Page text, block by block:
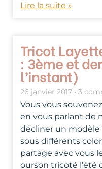
Lire la suite »
Tricot
: 3ème et
l’instant)
26 janvier 2017 3
Vous vous
en vous parlant de
décliner un modèle
sous différents
partage avec vous
ourson tricoté l’été